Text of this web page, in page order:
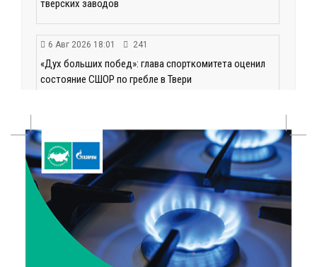
тверских заводов
6 Авг 2026 18:01 241
«Дух больших побед»: глава спорткомитета оценил
состояние СШОР по гребле в Твери
День рождения Светофора: в детском саду № 6
прошел необычный урок безопасности
6 Авг 2026 16:41 471
В Твери пройдёт дополнительный день приёма в
колледжи